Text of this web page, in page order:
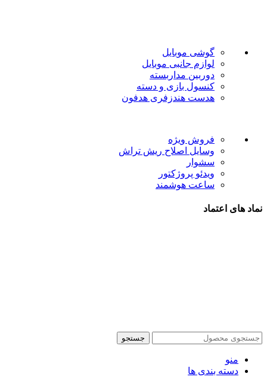
گوشی موبایل
لوازم جانبی موبایل
دوربین مداربسته
کنسول بازی و دسته
هدست هندزفری هدفون
فروش ویژه
وسایل اصلاح ریش تراش
سشوار
ویدئو پروژکتور
ساعت هوشمند
نماد های اعتماد
جستجو
منو
دسته بندی ها